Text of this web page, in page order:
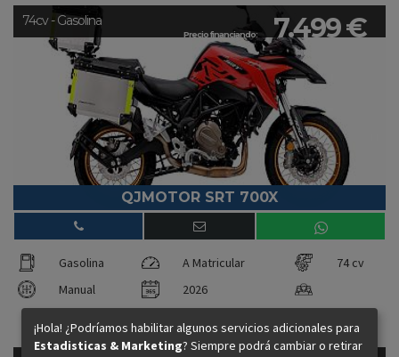
Precio financiando: 7.499 €
74cv - Gasolina
QJMOTOR SRT 700X
Gasolina A Matricular
74 cv
Manual
2026
¡Hola! ¿Podríamos habilitar algunos servicios adicionales para
Estadisticas & Marketing? Siempre podrá cambiar o retirar